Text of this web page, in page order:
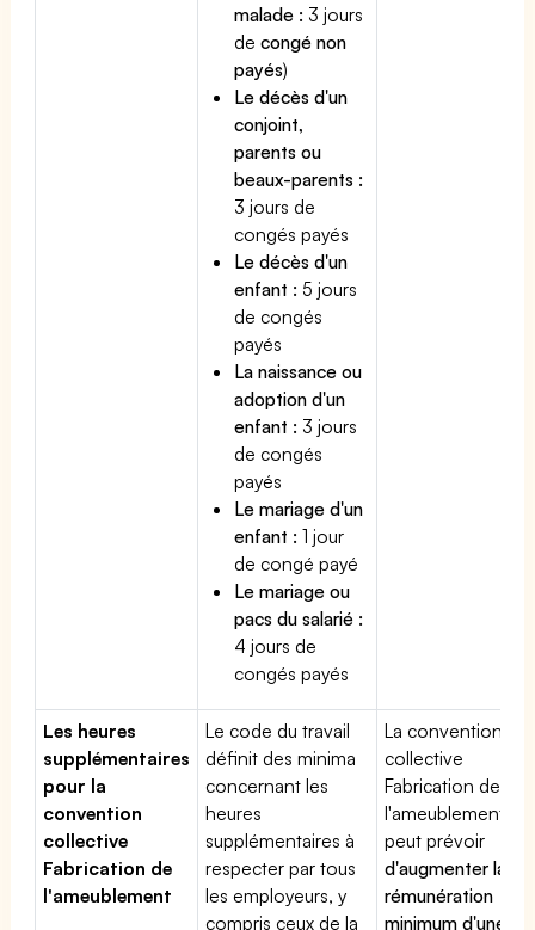
malade : 3 jours
decongé non
payés)
Le décès d'un
conjoint,
parents ou
beaux-parents :
3 jours de
congés payés
Le décès d'un
enfant : 5 jours
de congés
payés
La naissance ou
adoption d'un
enfant : 3 jours
de congés
payés
Le mariage d'un
enfant : 1 jour
de congé payé
Le mariage ou
pacs du salarié :
4 jours de
congés payés
Les heures
supplémentaires
pour la
convention
collective
Fabrication de
l'ameublement
Le code du travail
définit des minima
concernant les
heures
supplémentaires à
respecter par tous
les employeurs, y
compris ceux de la
La convention
collective
Fabrication de
l'ameublement
peut prévoir
d'augmenter la
rémunération
minimum d'une